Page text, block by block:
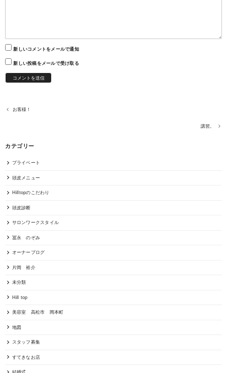
新しいコメントをメールで通知
新しい投稿をメールで受け取る
お客様！
講習。
カテゴリー
プライベート
頭皮メニュー
Hilltopのこだわり
頭皮診断
サロンワークスタイル
冨永 のぞみ
オーナーブログ
片岡 裕介
未分類
Hill top
美容室 高松市 岡本町
地図
スタッフ募集
すてきなお店